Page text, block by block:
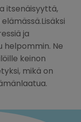
itsenäisyyttä,
ja
helpommin. Ne
keinon
mikä on